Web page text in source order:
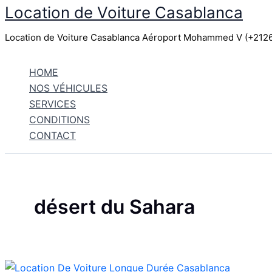
Aller
contenu
Location de Voiture Casablanca
Location de Voiture Casablanca Aéroport Mohammed V
HOME
NOS VÉHICULES
SERVICES
CONDITIONS
CONTACT
désert du Sahara